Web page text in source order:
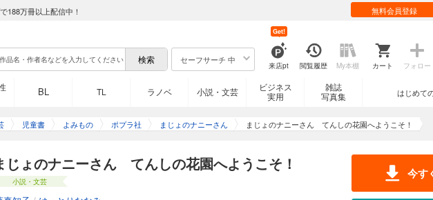
188万冊以上配信中！ 無料会員登録
セーフサーチ 中
来店pt
Get!
閲覧履歴 My本棚 カート フォロー
BL TL ラノベ 小説・文芸
ビジネス
実用
雑誌
写真集
はじめて
児童書 よみもの ポプラ社 まじょのナニーさん まじょのナニーさん てんしの花園へようこそ！
じょのナニーさん てんしの花園へようこそ！
小説・文芸
今す